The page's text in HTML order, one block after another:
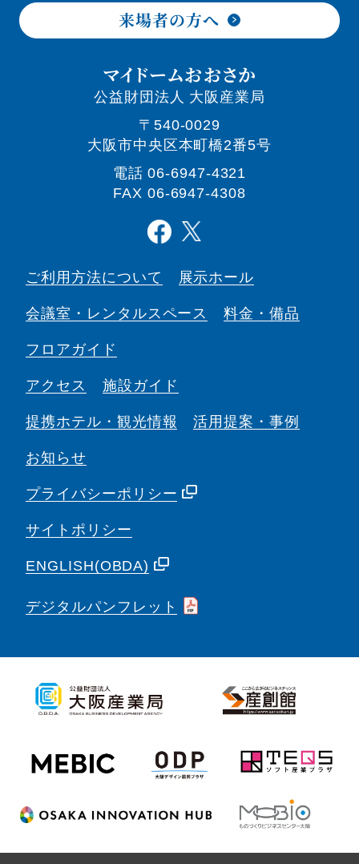
来場者の方へ
マイドームおおさか
公益財団法人 大阪産業局
〒540-0029
大阪市中央区本町橋2番5号
電話06-6947-4321
FAX 06-6947-4308
ご利用方法について 展示ホール
会議室・ レンタルスペース 料金・備品
フロアガイド
アクセス 施設ガイド
提携ホテル・観光情報 活用提案・事例
お知らせ
プライバシーポリシー
サイトポリシー
ENGLISH(OBDA)
デジタルパンフレット